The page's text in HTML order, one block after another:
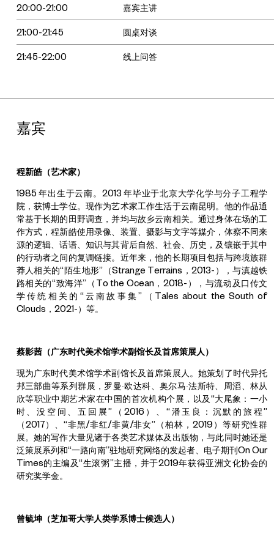
20:00-21:00 嘉宾主讲
21:00-21:45 圆桌对谈
21:45-22:00 线上问答
嘉宾
程新皓（艺术家）
1985 年出生于云南。2013 年毕业于北京大学化学与分子工程学
院，获博士学位。现作为艺术家工作生活于云南昆明。他的作品通
常基于长期的田野调查，并均与故乡云南相关。通过身体在场的工
作方式，程新皓使用录像、装置、摄影与文字等媒介，体察不同来
源的逻辑、话语、知识与其背后自然、社会、历史，及镶嵌于其中
的行动者之间的复调链接。近年来，他的长期项目包括与跨境族群
莽人相关的“陌生地形”（Strange Terrains，2013-），与滇越铁
路相关的“致海洋”（To the Ocean，2018-），与流动及口传文
学传统相关的“云南故事集”（Tales about the South of
Clouds，2021-）等。
蔡影茜（广东时代美术馆学术副馆长及首席策展人）
现为广东时代美术馆学术副馆长及首席策展人。她策划了时代异托
邦三部曲等系列群展，罗曼·欧达科、奥尔马·法斯特、周滔、林从
欣等职业中期艺术家在中国的首次机构个展，以及“大尾象：一小
时、没空间、五回展”（2016）、“潘玉良：沉默的旅程”
（2017）、“非黑/非红/非黄/非女”（柏林，2019）等研究性群
展。她的写作大量见诸于各类艺术媒体及出版物，与此同时她还是
泛策展系列和“一路向南”驻地研究网络的发起者、电子期刊On Our
Times的主编及“生滚粥”主播，并于2019年获得亚洲文化协会的
研究奖学金。
曾毓坤（芝加哥大学人类学系博士候选人）